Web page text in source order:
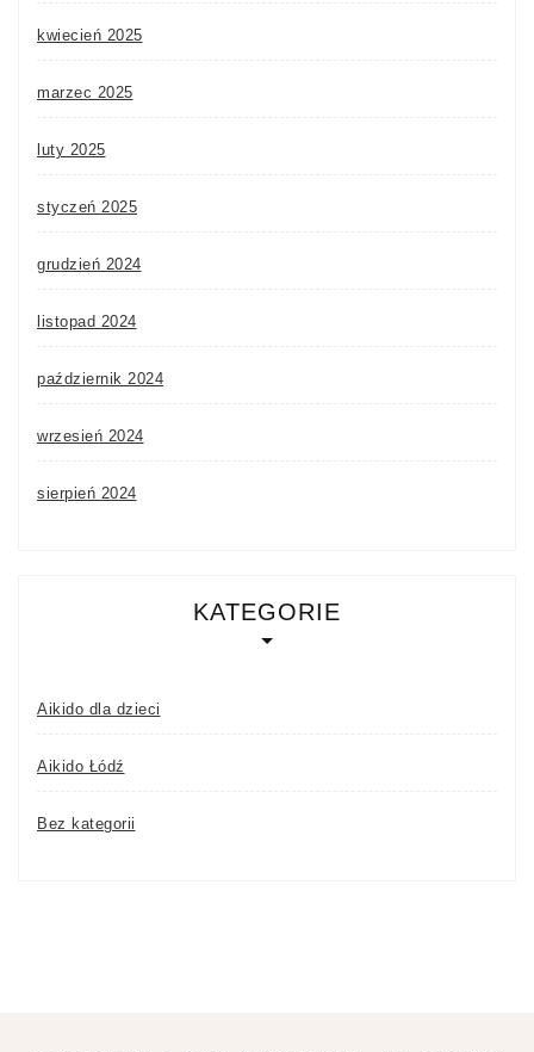
kwiecień 2025
marzec 2025
luty 2025
styczeń 2025
grudzień 2024
listopad 2024
październik 2024
wrzesień 2024
sierpień 2024
KATEGORIE
Aikido dla dzieci
Aikido Łódź
Bez kategorii